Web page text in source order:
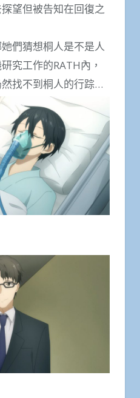
望但被告知在回復之
們猜想桐人是不是人
究工作的RATH內，
找不到桐人的行踪…